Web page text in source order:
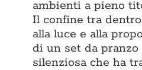
ambienti a pieno
Il confine tra
alla luce e alla
di un set da
silenziosa che ha